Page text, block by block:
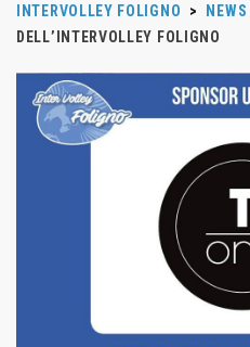
INTERVOLLEY FOLIGNO > NEWS
DELL’INTERVOLLEY FOLIGNO